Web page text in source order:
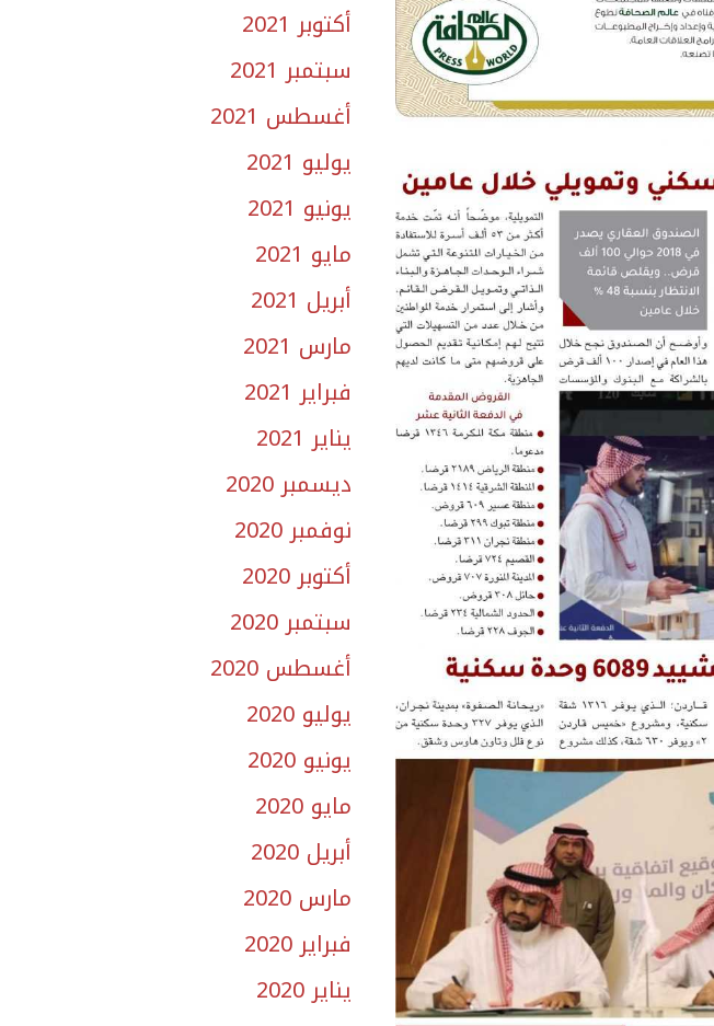
أكتوبر 2021
سبتمبر 2021
أغسطس 2021
يوليو 2021
يونيو 2021
مايو 2021
أبريل 2021
مارس 2021
فبراير 2021
يناير 2021
ديسمبر 2020
نوفمبر 2020
أكتوبر 2020
سبتمبر 2020
أغسطس 2020
يوليو 2020
يونيو 2020
مايو 2020
أبريل 2020
مارس 2020
فبراير 2020
يناير 2020